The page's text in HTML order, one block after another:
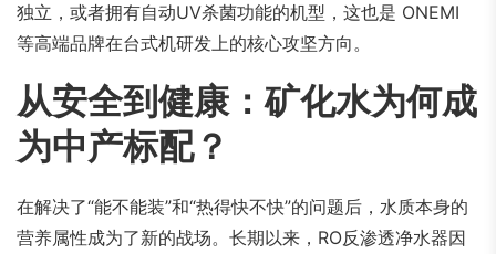
独立，或者拥有自动UV杀菌功能的机型，这也是 ONEMI
等高端品牌在台式机研发上的核心攻坚方向。
从安全到健康：矿化水为何成
为中产标配？
在解决了“能不能装”和“热得快不快”的问题后，水质本身的
营养属性成为了新的战场。长期以来，RO反渗透净水器因